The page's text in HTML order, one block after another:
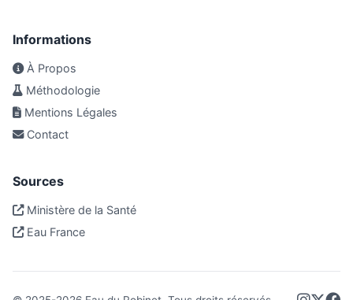
Informations
À Propos
Méthodologie
Mentions Légales
Contact
Sources
Ministère de la Santé
Eau France